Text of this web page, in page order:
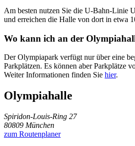
Am besten nutzen Sie die U-Bahn-Linie
und erreichen die Halle von dort in etwa
Wo kann ich an der
Der Olympiapark verfügt nur über eine
Parkplätzen. Es können aber Parkplätze
Weiter Informationen finden Sie hier.
Olympiahalle
Spiridon-Louis-Ring 27
80809 München
zum Routenplaner